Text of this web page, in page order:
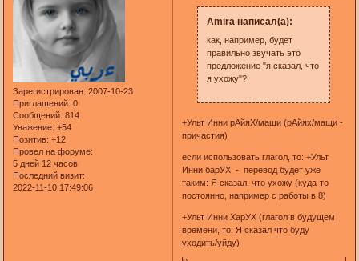
Зарегистрирован: 2007-10-23
Приглашений: 0
Сообщений: 814
Уважение: +54
Позитив: +12
Провел на форуме:
5 дней 12 часов
Последний визит:
2022-11-10 17:49:06
Amira написал(а):
как, например, будет
правильно звучать это
предложение "я сказал, что
я ухожу"?
+Ульт Инни рАйяХ/мащи (рАйях/мащи -
причастия)
если использовать глагол, то: +Ульт
Инни барУХ - перевод будет уже
таким: Я сказал, что ухожу (куда-то
постоянно, например с работы в 8)
+Ульт Инни ХарУХ (глагол в будущем
времени, то: Я сказал что буду
уходить/уйду)